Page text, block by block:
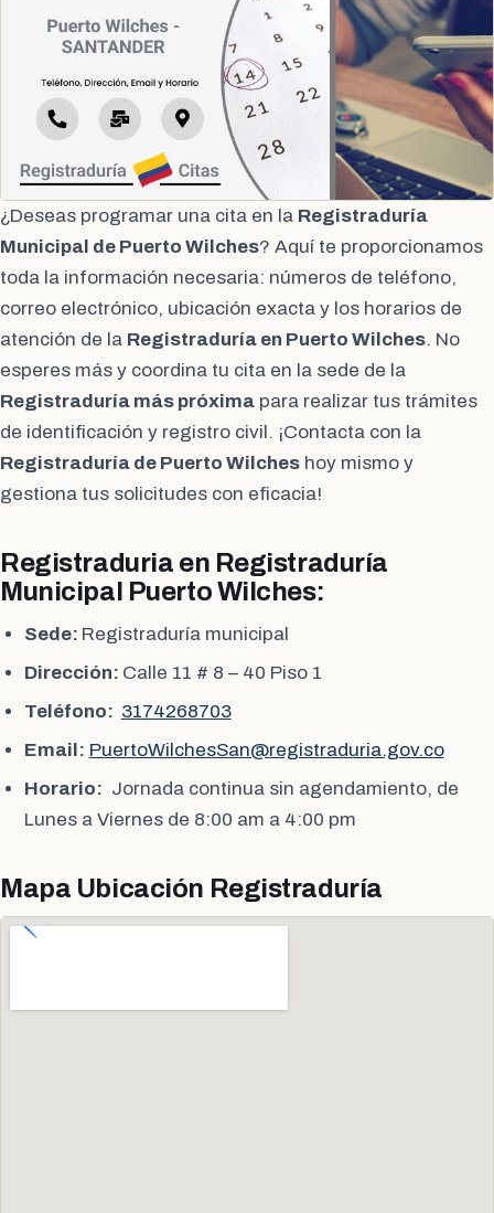
¿Deseas programar una cita en la Registraduría
Municipal de Puerto Wilches? Aquí te proporcionamos
toda la información necesaria: números de teléfono,
correo electrónico, ubicación exacta y los horarios de
atención de la Registraduría en Puerto Wilches. No
esperes más y coordina tu cita en la sede de la
Registraduría más próxima para realizar tus trámites
de identificación y registro civil. ¡Contacta con la
Registraduría de Puerto Wilches hoy mismo y
gestiona tus solicitudes con eficacia!
Registraduria en Registraduría
Municipal Puerto Wilches:
Sede: Registraduría municipal
Dirección: Calle 11 # 8 – 40 Piso 1
Teléfono: 3174268703
Email: PuertoWilchesSan@registraduria.gov.co
Horario: Jornada continua sin agendamiento, de
Lunes a Viernes de 8:00 am a 4:00 pm
Mapa Ubicación Registraduría